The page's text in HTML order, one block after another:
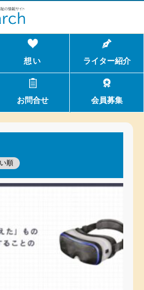
想い ライター紹介
お問合せ 会員募集